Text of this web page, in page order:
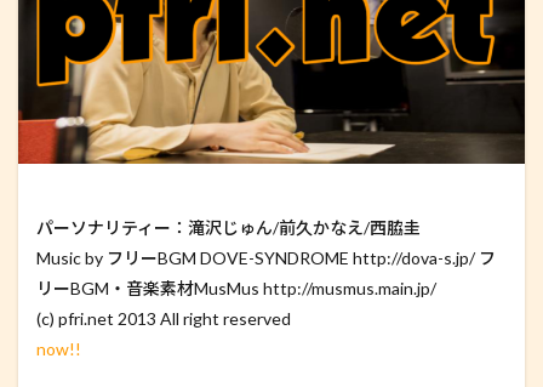
パーソナリティー：滝沢じゅん/前久かなえ/西脇圭
Music by フリーBGM DOVE-SYNDROME http://dova-s.jp/ フ
リーBGM・音楽素材MusMus http://musmus.main.jp/
(c) pfri.net 2013 All right reserved
now!!